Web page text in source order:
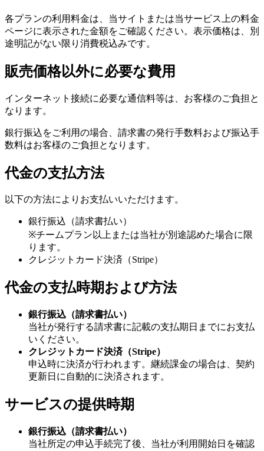
各プランの利用料金は、当サイトまたは当サービス上の料金
ページに表示された金額をご確認ください。表示価格は、別
途明記がない限り消費税込みです。
販売価格以外に必要な費用
インターネット接続に必要な通信料等は、お客様のご負担と
なります。
銀行振込をご利用の場合、請求書の発行手数料および振込手
数料はお客様のご負担となります。
代金の支払方法
以下の方法によりお支払いいただけます。
銀行振込（請求書払い）
※チームプラン以上または当社が別途認めた場合に限
ります。
クレジットカード決済（Stripe）
代金の支払時期および方法
銀行振込（請求書払い）
当社が発行する請求書に記載の支払期日までにお支払
いください。
クレジットカード決済（Stripe）
申込時に決済が行われます。継続課金の場合は、契約
更新日に自動的に決済されます。
サービスの提供時期
銀行振込（請求書払い）
当社所定の申込手続完了後、当社が利用開始日を確認